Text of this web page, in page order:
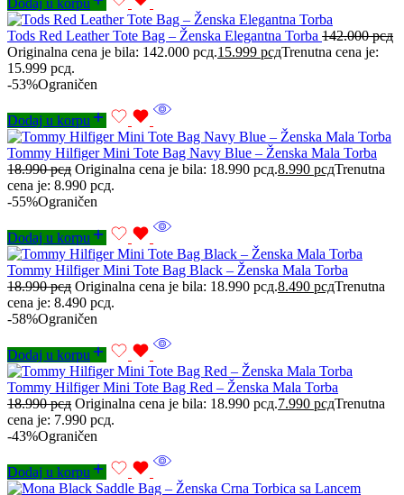
Tods Red Leather Tote Bag – Ženska Elegantna Torba 142.000рсд
Originalna cena je bila: 142.000 рсд.15.999 рсдTrenutna cena je:
15.999 рсд.
-53%Ograničen
Dodaj u korpu
Tommy Hilfiger Mini Tote Bag Navy Blue – Ženska Mala Torba
18.990рсд Originalna cena je bila: 18.990 рсд.8.990 рсдTrenutna
cena je: 8.990 рсд.
-55%Ograničen
Dodaj u korpu
Tommy Hilfiger Mini Tote Bag Black – Ženska Mala Torba
18.990рсд Originalna cena je bila: 18.990 рсд.8.490 рсдTrenutna
cena je: 8.490 рсд.
-58%Ograničen
Dodaj u korpu
Tommy Hilfiger Mini Tote Bag Red – Ženska Mala Torba
18.990рсд Originalna cena je bila: 18.990 рсд.7.990 рсдTrenutna
cena je: 7.990 рсд.
-43%Ograničen
Dodaj u korpu